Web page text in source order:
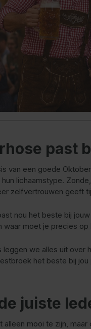
past
van een goede
lichaamstype.
zelfvertrouwen geeft
nou het beste bij
waar moet je precies
leggen we alles uit
het beste bij jou
juiste
alleen mooi te zijn,